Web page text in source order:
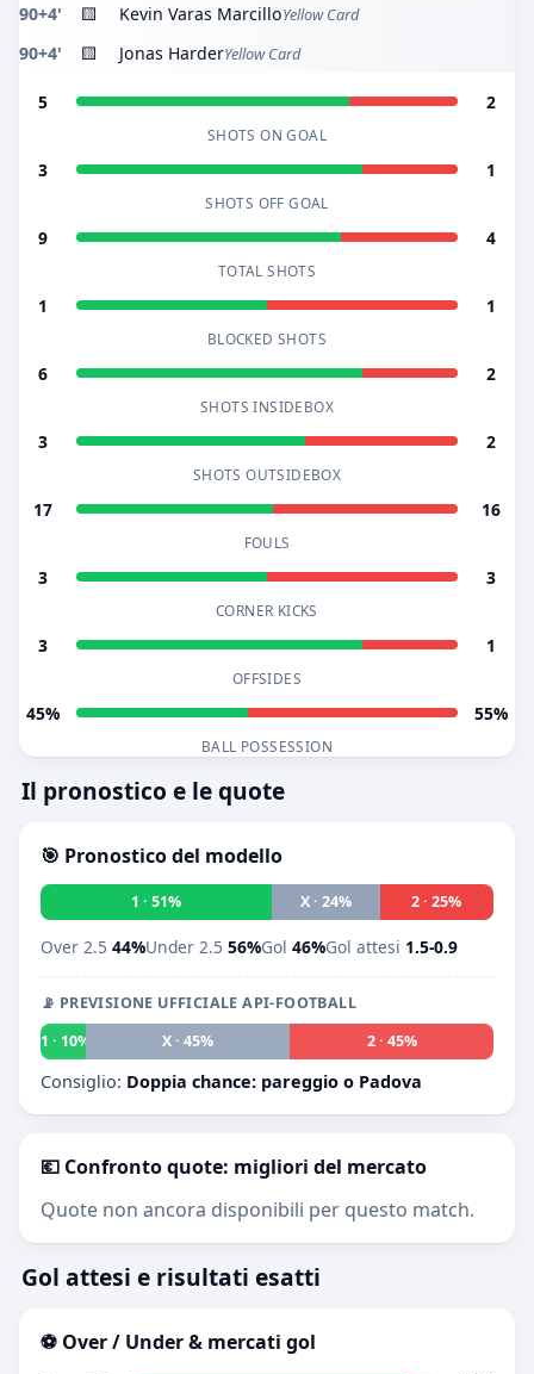
90+4' 🟨 Kevin Varas MarcilloYellow Card
90+4' 🟨 Jonas HarderYellow Card
5 2
SHOTS ON GOAL
3 1
SHOTS OFF GOAL
9 4
TOTAL SHOTS
1 1
BLOCKED SHOTS
6 2
SHOTS INSIDEBOX
3 2
SHOTS OUTSIDEBOX
17 16
FOULS
3 3
CORNER KICKS
3 1
OFFSIDES
45% 55%
BALL POSSESSION
Il pronostico e le quote
🎯 Pronostico del modello
1 · 51% X · 24% 2 · 25%
Over 2.5 44%Under 2.5 56%Gol 46%Gol attesi 1.5-0.9
📡 PREVISIONE UFFICIALE API-FOOTBALL
1 · 10%
X · 45% 2 · 45%
Consiglio: Doppia chance: pareggio o Padova
💶 Confronto quote: migliori del mercato
Quote non ancora disponibili per questo match.
Gol attesi e risultati esatti
⚽ Over / Under & mercati gol